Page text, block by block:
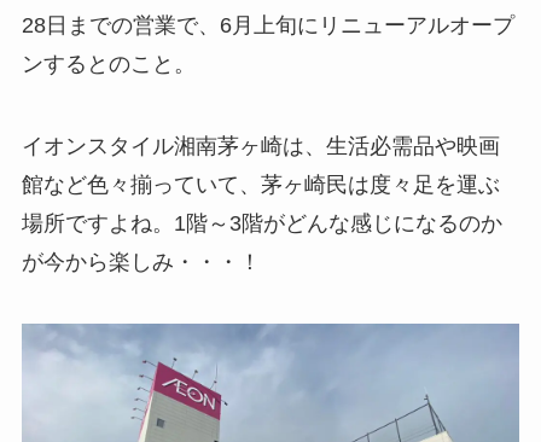
28日までの営業で、6月上旬にリニューアルオープ
ンするとのこと。
イオンスタイル湘南茅ヶ崎は、生活必需品や映画
館など色々揃っていて、茅ヶ崎民は度々足を運ぶ
場所ですよね。1階～3階がどんな感じになるのか
が今から楽しみ・・・！